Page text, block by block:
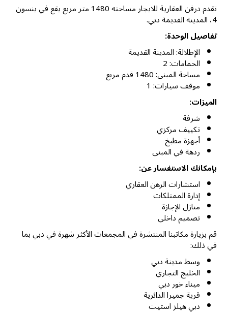
تقدم درفن العقارية للايجار مساحته 1480 متر مربع يقع في ينسون
4، المدينة القديمة دبي.
تفاصيل الوحدة:
الإطلالة: المدينة القديمة
الحمامات: 2
مساحة المبنى: 1480 قدم مربع
موقف سيارات: 1
الميزات:
شرفة
تكييف مركزي
أجهزة مطبخ
ردهة في المبنى
بإمكانك الاستفسار عن:
استشارات الرهن العقاري
إدارة الممتلكات
منازل الإجازة
تصميم داخلي
قم بزيارة مكاتبنا المنتشرة في المجمعات الأكثر شهرة في دبي بما
في ذلك:
وسط مدينة دبي
الخليج التجاري
ميناء خور دبي
قرية جميرا الدائرية
دبي هيلز استيت